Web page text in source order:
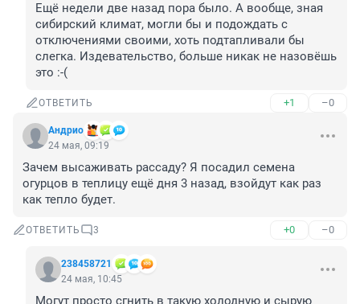
Ещё недели две назад пора было. А вообще, зная
сибирский климат, могли бы и подождать с
отключениями своими, хоть подтапливали бы
слегка. Издевательство, больше никак не назовёшь
это :-(
ОТВЕТИТЬ +1 –0
Андрио
24 мая, 09:19
Зачем высаживать рассаду? Я посадил семена
огурцов в теплицу ещё дня 3 назад, взойдут как раз
как тепло будет.
ОТВЕТИТЬ 3 +0 –0
238458721
24 мая, 10:45
Могут просто сгнить в такую холодную и сырую